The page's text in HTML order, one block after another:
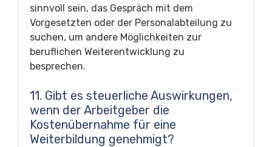
sinnvoll sein, das Gespräch mit dem
Vorgesetzten oder der Personalabteilung zu
suchen, um andere Möglichkeiten zur
beruflichen Weiterentwicklung zu
besprechen.
11. Gibt es steuerliche Auswirkungen,
wenn der Arbeitgeber die
Kostenübernahme für eine
Weiterbildung genehmigt?